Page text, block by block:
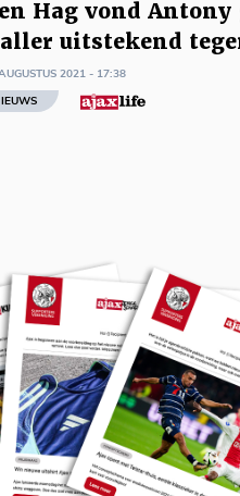
Hag vond Antony
uitstekend
2021 - 17:38